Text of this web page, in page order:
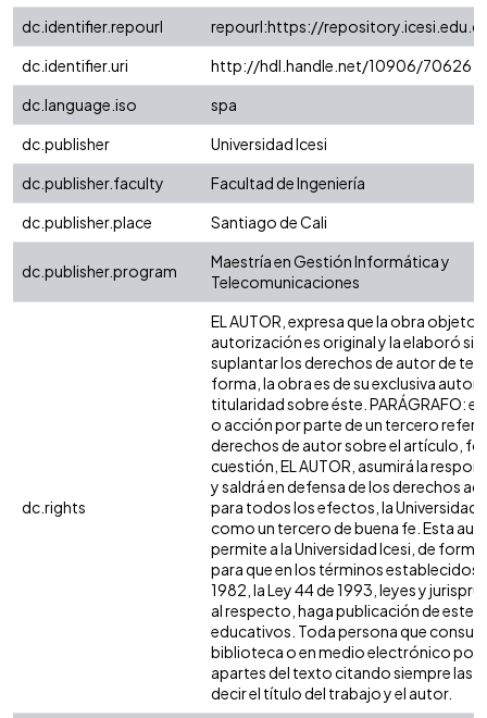
dc.identifier.repourl
repourl:https://
dc.identifier.uri
http://hdl.handle.net/10906/70626
dc.language.iso
spa
dc.publisher
Universidad Icesi
dc.publisher.faculty
Facultad de Ingeniería
dc.publisher.place
Santiago de Cali
dc.publisher.program
Maestría en Gestión Informática y
Telecomunicaciones
dc.rights
EL AUTOR, expresa que la obra objeto
autorización es original y la elaboró
suplantar los derechos de autor de
forma, la obra es de su exclusiva
titularidad sobre éste. PARÁGRAFO:
o acción por parte de un tercero
derechos de autor sobre el artículo,
cuestión, EL AUTOR, asumirá la
y saldrá en defensa de los derechos
para todos los efectos, la Universidad
como un tercero de buena fe. Esta
permite a la Universidad Icesi, de
para que en los términos establecidos
1982, la Ley 44 de 1993, leyes y
al respecto, haga publicación de este
educativos. Toda persona que
biblioteca o en medio electrónico
apartes del texto citando siempre las
decir el título del trabajo y el autor.